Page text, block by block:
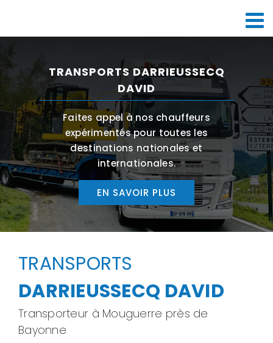
TRANSPORTS DARRIEUSSECQ
DAVID
Faites appel à nos chauffeurs
expérimentés pour toutes les
destinations nationales et
internationales.
EN SAVOIR PLUS
TRANSPORTS
DARRIEUSSECQ DAVID
Transporteur à Mouguerre près de
Bayonne